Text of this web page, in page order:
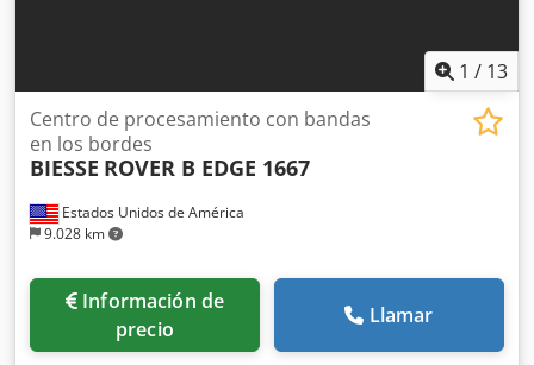
1 / 13
Estados Unidos de América
9.028 km
Centro de procesamiento con bandas
en los bordes
BIESSE ROVER B EDGE 1667
Información de
precio
Llamar